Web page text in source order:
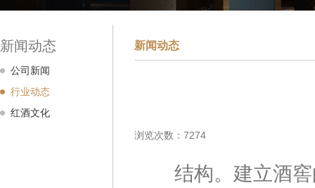
新闻动态
公司新闻
行业动态
红酒文化
新闻动态
浏览次数：7274
结构。建立酒窖